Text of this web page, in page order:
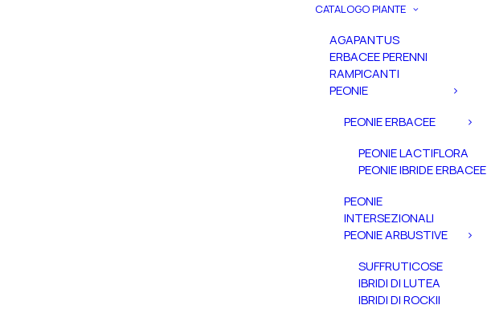
CATALOGO PIANTE
AGAPANTUS
ERBACEE PERENNI
RAMPICANTI
PEONIE
PEONIE ERBACEE
PEONIE LACTIFLORA
PEONIE IBRIDE ERBACEE
PEONIE
INTERSEZIONALI
PEONIE ARBUSTIVE
SUFFRUTICOSE
IBRIDI DI LUTEA
IBRIDI DI ROCKII